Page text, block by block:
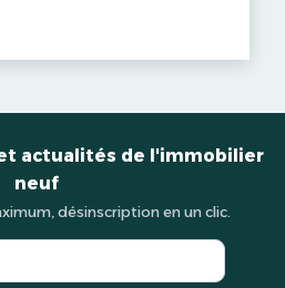
actualités de l'immobilier
neuf
désinscription en un clic.